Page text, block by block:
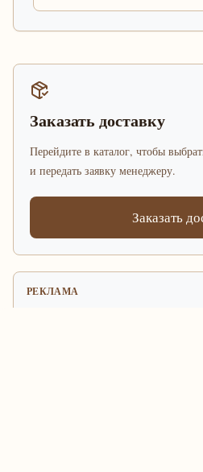
Заказать доставку
Перейдите в каталог, чтобы
и передать заявку менеджеру.
Заказать
РЕКЛАМА